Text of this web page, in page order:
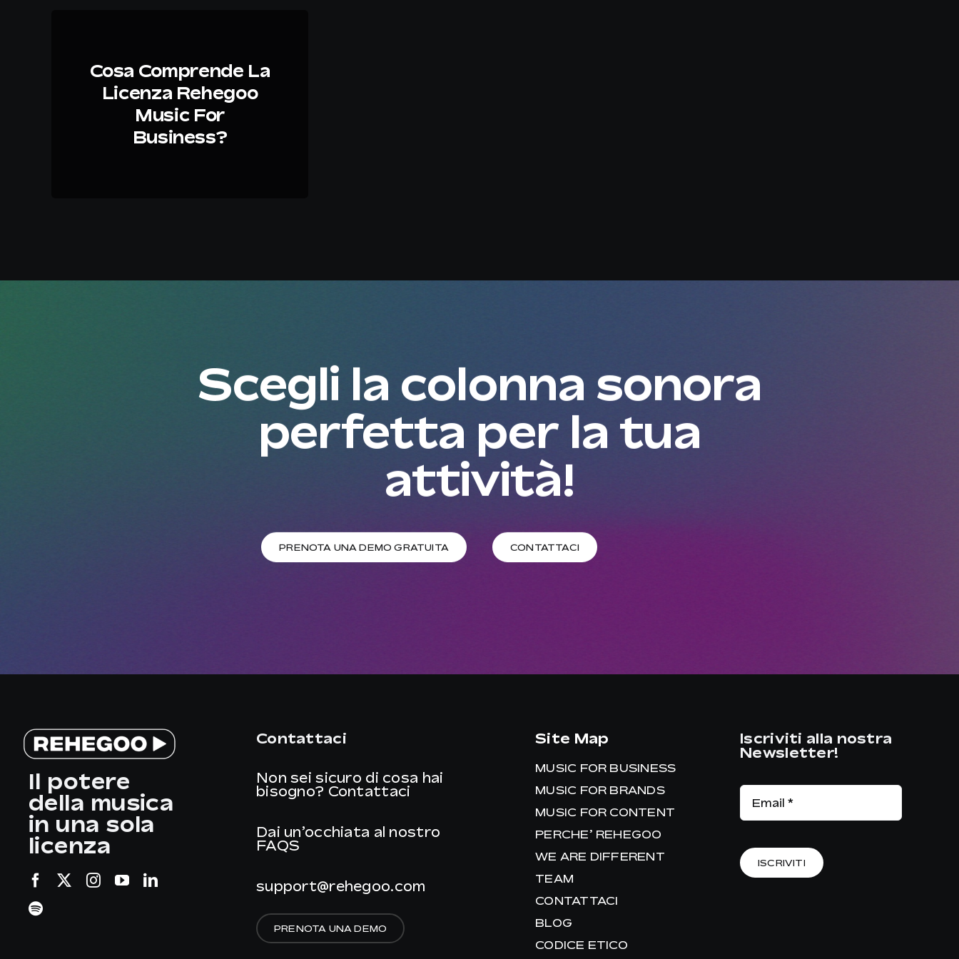
Cosa Comprende La
Licenza Rehegoo
Music For
Business?
Scegli la colonna sonora
perfetta per la tua
attività!
PRENOTA UNA DEMO GRATUITA CONTATTACI
Il potere
della musica
in una sola
licenza
Contattaci
Non sei sicuro di cosa hai
bisogno? Contattaci
Dai un’occhiata al nostro
FAQS
support@rehegoo.com
PRENOTA UNA DEMO
Site Map
MUSIC FOR BUSINESS
MUSIC FOR BRANDS
MUSIC FOR CONTENT
PERCHE’ REHEGOO
WE ARE DIFFERENT
TEAM
CONTATTACI
BLOG
CODICE ETICO
Iscriviti alla nostra
Newsletter!
ISCRIVITI